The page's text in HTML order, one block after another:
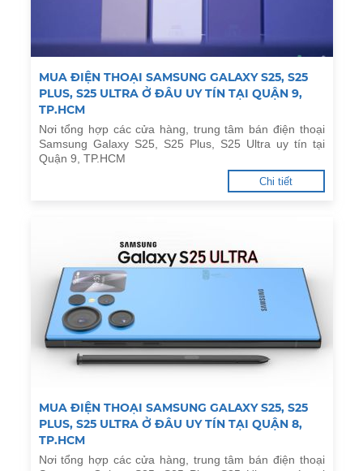
MUA ĐIỆN THOẠI SAMSUNG GALAXY S25, S25
PLUS, S25 ULTRA Ở ĐÂU UY TÍN TẠI QUẬN 9,
TP.HCM
Nơi tổng hợp các cửa hàng, trung tâm bán điện thoại
Samsung Galaxy S25, S25 Plus, S25 Ultra uy tín tại
Quận 9, TP.HCM
Chi tiết
MUA ĐIỆN THOẠI SAMSUNG GALAXY S25, S25
PLUS, S25 ULTRA Ở ĐÂU UY TÍN TẠI QUẬN 8,
TP.HCM
Nơi tổng hợp các cửa hàng, trung tâm bán điện thoại